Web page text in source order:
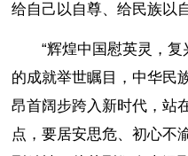
给自己以自尊、给民族以
“辉煌中国慰英灵，
的成就举世瞩目，中华民
昂首阔步跨入新时代，站
点，要居安思危、初心不